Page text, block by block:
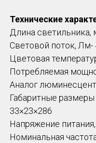
Технические
Длина светильника,
Световой поток, Лм-
Цветовая
Потребляемая
Аналог
Габаритные
33×23×286
Напряжение
Номинальная